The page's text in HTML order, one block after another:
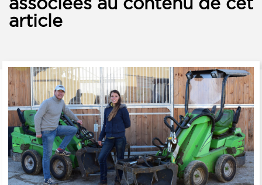
article